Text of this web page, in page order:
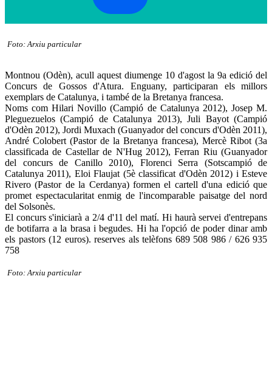
Foto: Arxiu particular
Montnou (Odèn), acull aquest diumenge 10 d'agost la 9a edició del
Concurs de Gossos d'Atura. Enguany, participaran els millors
exemplars de Catalunya, i també de la Bretanya francesa.
Noms com Hilari Novillo (Campió de Catalunya 2012), Josep M.
Pleguezuelos (Campió de Catalunya 2013), Juli Bayot (Campió
d'Odèn 2012), Jordi Muxach (Guanyador del concurs d'Odèn 2011),
André Colobert (Pastor de la Bretanya francesa), Mercè Ribot (3a
classificada de Castellar de N'Hug 2012), Ferran Riu (Guanyador
del concurs de Canillo 2010), Florenci Serra (Sotscampió de
Catalunya 2011), Eloi Flaujat (5è classificat d'Odèn 2012) i Esteve
Rivero (Pastor de la Cerdanya) formen el cartell d'una edició que
promet espectacularitat enmig de l'incomparable paisatge del nord
del Solsonès.
El concurs s'iniciarà a 2/4 d'11 del matí. Hi haurà servei d'entrepans
de botifarra a la brasa i begudes. Hi ha l'opció de poder dinar amb
els pastors (12 euros). reserves als telèfons 689 508 986 / 626 935
758
Foto: Arxiu particular